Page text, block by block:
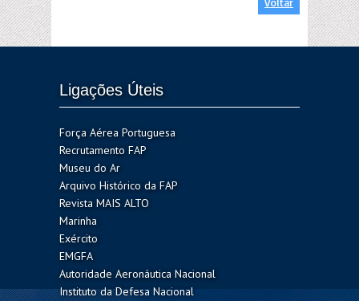
Ligações Úteis
Força Aérea Portuguesa
Recrutamento FAP
Museu do Ar
Arquivo Histórico da FAP
Revista MAIS ALTO
Marinha
Exército
EMGFA
Autoridade Aeronáutica Nacional
Instituto da Defesa Nacional